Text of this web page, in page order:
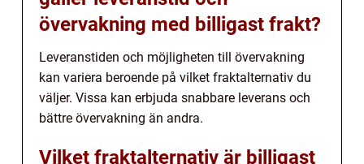
övervakning med billigast frakt?
Leveranstiden och möjligheten till övervakning
kan variera beroende på vilket fraktalternativ du
väljer. Vissa kan erbjuda snabbare leverans och
bättre övervakning än andra.
Vilket fraktalternativ är billigast